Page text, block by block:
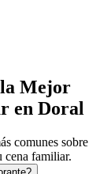
la Mejor
en Doral
comunes sobre
cena familiar.